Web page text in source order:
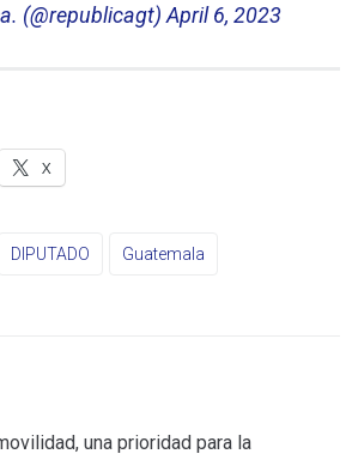
(@republicagt)April 6, 2023
X
DIPUTADO Guatemala
una prioridad para la